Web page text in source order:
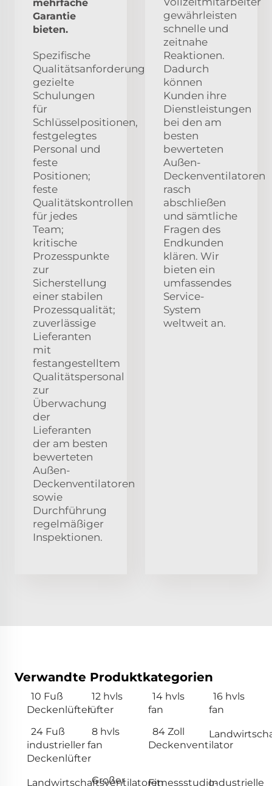
mehrfache
Garantie
bieten.
Spezifische
Qualitätsanforderungen,
gezielte
Schulungen
für
Schlüsselpositionen,
festgelegtes
Personal und
feste
Positionen;
feste
Qualitätskontrollen
für jedes
Team;
kritische
Prozesspunkte
zur
Sicherstellung
einer stabilen
Prozessqualität;
zuverlässige
Lieferanten
mit
festangestelltem
Qualitätspersonal
zur
Überwachung
der
Lieferanten
der am besten
bewerteten
Außen-
Deckenventilatoren
sowie
Durchführung
regelmäßiger
Inspektionen.
gewährleisten
schnelle und
zeitnahe
Reaktionen.
Dadurch
können
Kunden ihre
Dienstleistungen
bei den am
besten
bewerteten
Außen-
Deckenventilatoren
rasch
abschließen
und sämtliche
Fragen des
Endkunden
klären. Wir
bieten ein
umfassendes
Service-
System
weltweit an.
Verwandte Produktkategorien
10 Fuß
Deckenlüfter
12 hvls
lüfter
14 hvls
fan
16 hvls
fan
24 Fuß
industrieller
Deckenlüfter
8 hvls
fan
84 Zoll
Deckenventilator
Landwirtschaftsventilatoren
Großer
Fitnessstudio-Industrielle